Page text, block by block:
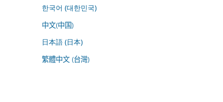
한국어 (대한민국)
中文(中国)
日本語 (日本)
繁體中文 (台灣)